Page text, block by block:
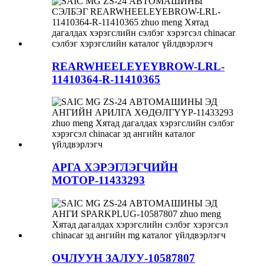
REARWHEELEYEYBROW-LRL-
11410364-R-11410365
АРГА ХЭРЭГЛЭГЧИЙН
МОТОР-11433293
ОЧЛУУН ЗАЛУУ-10587807